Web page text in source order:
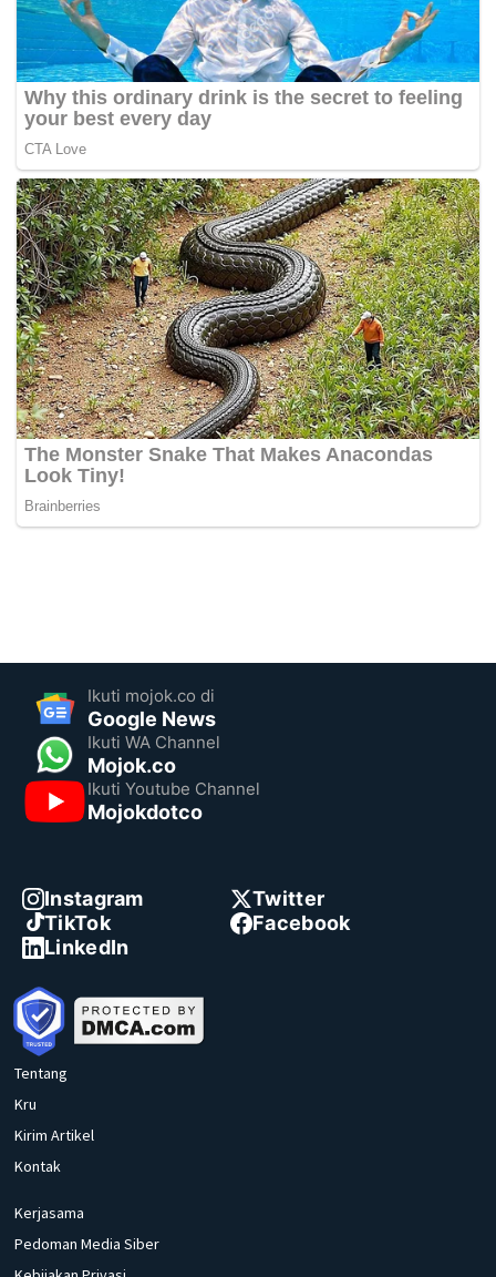
Ikuti mojok.co di
Google News
Ikuti WA Channel
Mojok.co
Ikuti Youtube Channel
Mojokdotco
Instagram
Twitter
TikTok
Facebook
LinkedIn
Tentang
Kru
Kirim Artikel
Kontak
Kerjasama
Pedoman Media Siber